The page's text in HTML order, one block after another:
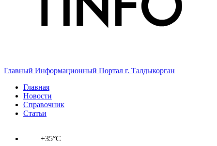
Главный Информационный Портал г. Талдыкорган
Главная
Новости
Справочник
Статьи
+35°C